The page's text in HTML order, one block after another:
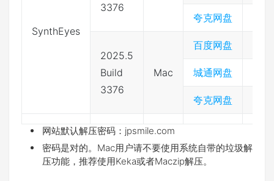
SynthEyes
3376
夸克网盘
2025.5
Build
3376
Mac
百度网盘
城通网盘
夸克网盘
网站默认解压密码：jpsmile.com
密码是对的。Mac用户请不要使用系统自带的垃圾解
压功能，推荐使用Keka或者Maczip解压。